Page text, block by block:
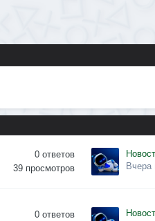
0 ответов
39 просмотров
Вчера
0 ответов